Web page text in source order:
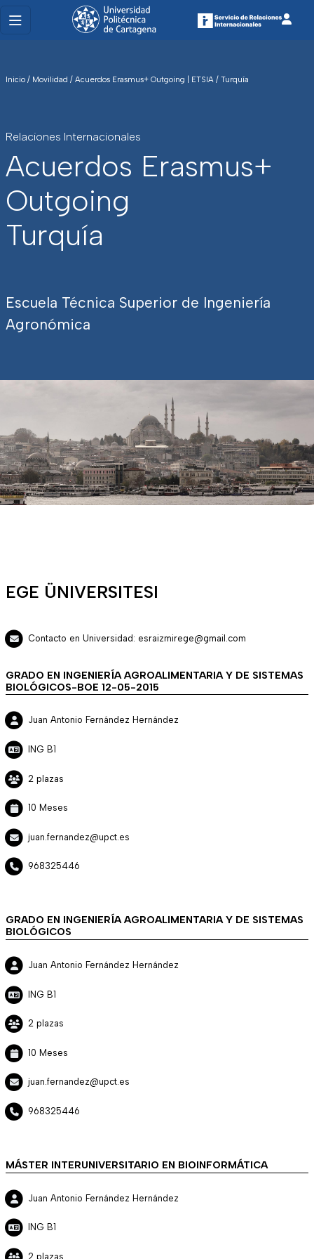
Inicio / Movilidad / Acuerdos Erasmus+ Outgoing | ETSIA / Turquía
Relaciones Internacionales
Acuerdos Erasmus+
Outgoing
Turquía
Escuela Técnica Superior de Ingeniería
Agronómica
EGE ÜNIVERSITESI
Contacto en Universidad: esraizmirege@gmail.com
GRADO EN INGENIERÍA AGROALIMENTARIA Y DE SISTEMAS
BIOLÓGICOS-BOE 12-05-2015
Juan Antonio Fernández Hernández
ING B1
2 plazas
10 Meses
juan.fernandez@upct.es
968325446
GRADO EN INGENIERÍA AGROALIMENTARIA Y DE SISTEMAS
BIOLÓGICOS
Juan Antonio Fernández Hernández
ING B1
2 plazas
10 Meses
juan.fernandez@upct.es
968325446
MÁSTER INTERUNIVERSITARIO EN BIOINFORMÁTICA
Juan Antonio Fernández Hernández
ING B1
2 plazas